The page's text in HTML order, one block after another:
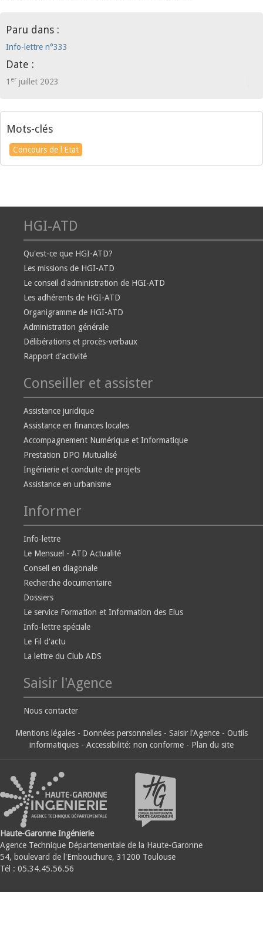
Paru dans :
Info-lettre n°333
Date :
1 er juillet 2023
Mots-clés
Concours de l'Etat
HGI-ATD
Qu'est-ce que HGI-ATD?
Les missions de HGI-ATD
Le conseil d'administration de HGI-ATD
Les adhérents de HGI-ATD
Organigramme de HGI-ATD
Administration générale
Délibérations et procès-verbaux
Rapport d'activité
Conseiller et assister
Assistance juridique
Assistance en finances locales
Accompagnement Numérique et Informatique
Prestation DPO Mutualisé
Ingénierie et conduite de projets
Assistance en urbanisme
Informer
Info-lettre
Le Mensuel - ATD Actualité
Conseil en diagonale
Recherche documentaire
Dossiers
Le service Formation et Information des Elus
Info-lettre spéciale
Le Fil d'actu
La lettre du Club ADS
Saisir l'Agence
Nous contacter
Mentions légales - Données personnelles - Saisir l'Agence - Outils
informatiques - Accessibilité: non conforme - Plan du site
Haute-Garonne Ingénierie
Agence Technique Départementale de la Haute-Garonne
54, boulevard de l'Embouchure, 31200 Toulouse
Tél : 05.34.45.56.56